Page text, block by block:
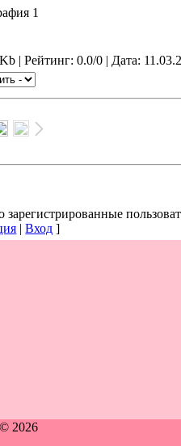
1
| Рейтинг: 0.0/0 | Дата:
|Вход ]
2026